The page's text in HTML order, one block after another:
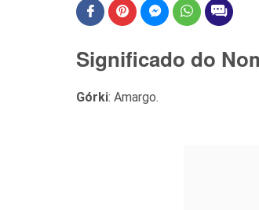
Significado do
Górki: Amargo.